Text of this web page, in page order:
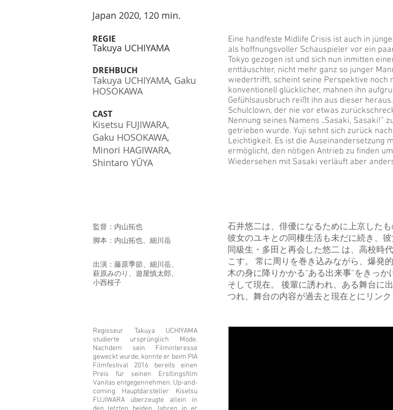
REGIE
DREHBUCH
CAST
Japan 2020, 120 min.
Takuya UCHIYAMA
Takuya UCHIYAMA, Gaku
HOSOKAWA
Kisetsu FUJIWARA,
Gaku HOSOKAWA,
Minori HAGIWARA,
Shintaro YŪYA
Eine handfeste Midlife Crisis ist auch in
als hoffnungsvoller Schauspieler vor ein
Tokyo gezogen ist und sich nun inmitten
enttäuschter, nicht mehr ganz so junger
wiedertrifft, scheint seine Perspektive
konventionell glücklicher, mahnen ihn
Gefühlsausbruch reißt ihn aus dieser
Schulclown, der nie vor etwas
Nennung seines Namens „Sasaki, Sasaki!”
getrieben wurde. Yuji sehnt sich zurück
Leichtigkeit. Es ist die Auseinandersetzung
ermöglicht, den nötigen Antrieb zu finden
Wiedersehen mit Sasaki verläuft aber
監督：内山拓也
脚本：内山拓也、細川岳
出演：藤原季節、細川岳、
萩原みのり、遊屋慎太郎、
小西桜子
石井悠二は、俳優になるために上京した
彼女のユキとの同棲生活も未だに続き、
同級生・多田と再会した悠二 は、高校時
こす。 常に周りを巻き込みながら、爆発
木の身に降りかかる“ある出来事”をきっ
そして現在。 後輩に誘われ、ある舞台に
つれ、舞台の内容が過去と現在とにリンク
Regisseur Takuya UCHIYAMA
studierte ursprünglich Mode.
Nachdem sein Filminteresse
geweckt wurde, konnte er beim PIA
Filmfestival 2016 bereits einen
Preis für seinen Erstlingsfilm
Vanitas entgegennehmen. Up-and-
coming Hauptdarsteller Kisetsu
FUJIWARA überzeugte allein in